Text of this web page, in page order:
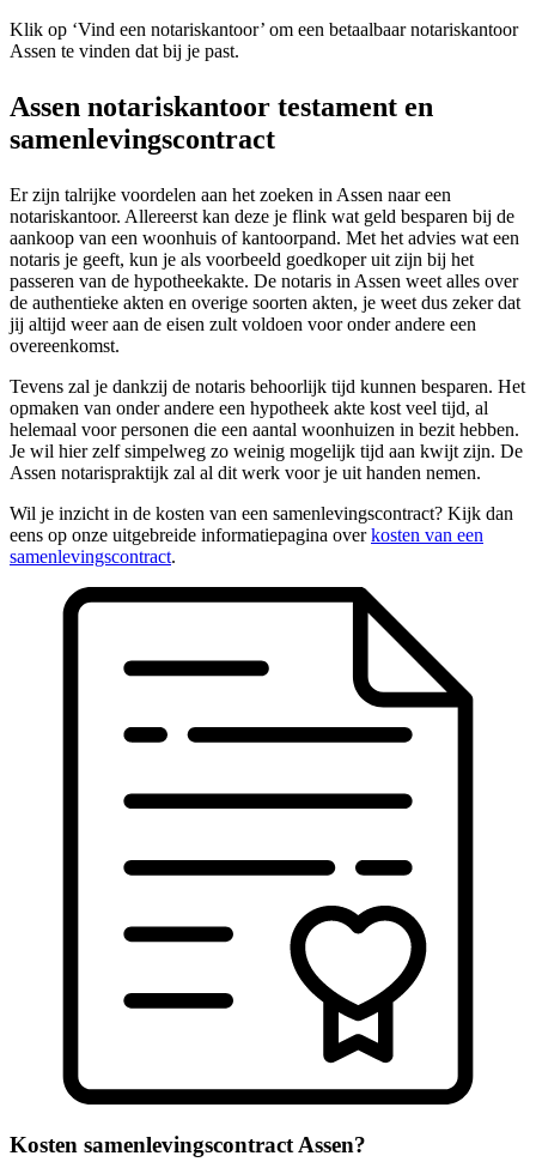
Klik op ‘Vind een notariskantoor’ om een betaalbaar notariskantoor
Assen te vinden dat bij je past.
Assen notariskantoor testament en
samenlevingscontract
Er zijn talrijke voordelen aan het zoeken in Assen naar een
notariskantoor. Allereerst kan deze je flink wat geld besparen bij de
aankoop van een woonhuis of kantoorpand. Met het advies wat een
notaris je geeft, kun je als voorbeeld goedkoper uit zijn bij het
passeren van de hypotheekakte. De notaris in Assen weet alles over
de authentieke akten en overige soorten akten, je weet dus zeker dat
jij altijd weer aan de eisen zult voldoen voor onder andere een
overeenkomst.
Tevens zal je dankzij de notaris behoorlijk tijd kunnen besparen. Het
opmaken van onder andere een hypotheek akte kost veel tijd, al
helemaal voor personen die een aantal woonhuizen in bezit hebben.
Je wil hier zelf simpelweg zo weinig mogelijk tijd aan kwijt zijn. De
Assen notarispraktijk zal al dit werk voor je uit handen nemen.
Wil je inzicht in de kosten van een samenlevingscontract? Kijk dan
eens op onze uitgebreide informatiepagina overkosten van een
samenlevingscontract.
Kosten samenlevingscontract Assen?